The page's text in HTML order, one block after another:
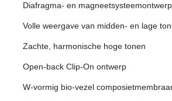
Diafragma- en
Volle weergave van midden- en lage
Zachte, harmonische hoge tonen
Open-back Clip-On ontwerp
W-vormig bio-vezel